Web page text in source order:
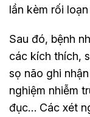
lần kèm rối
Sau đó, bệnh
các kích thích,
sọ não ghi
nghiệm nhiễm
đục… Các xét